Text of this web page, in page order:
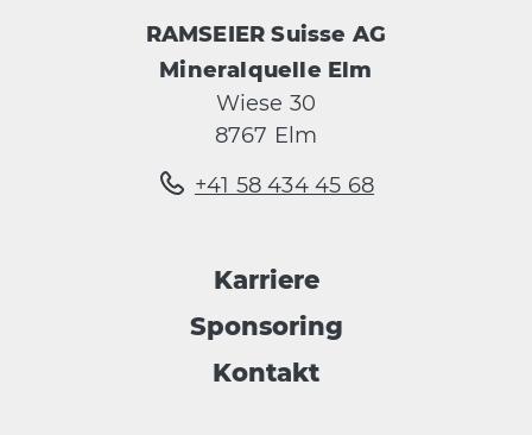
RAMSEIER Suisse AG
Mineralquelle Elm
Wiese 30
8767 Elm
+41 58 434 45 68
Karriere
Sponsoring
Kontakt